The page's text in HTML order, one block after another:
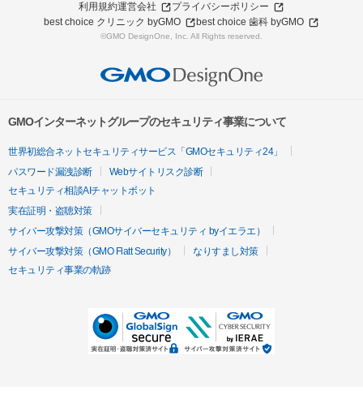
利用規約運営会社
プライバシーポリシー
best choice クリニック byGMO
best choice 歯科 byGMO
©GMO DesignOne, Inc. All Rights reserved.
GMOインターネットグループのセキュリティ事業について
世界初総合ネットセキュリティサービス「GMOセキュリティ24」
パスワード漏洩診断
Webサイトリスク診断
セキュリティ相談AIチャットボット
実在証明・盗聴対策
サイバー攻撃対策（GMOサイバーセキュリティ byイエラエ）
サイバー攻撃対策（GMO Flatt Security）
なりすまし対策
セキュリティ事業の軌跡